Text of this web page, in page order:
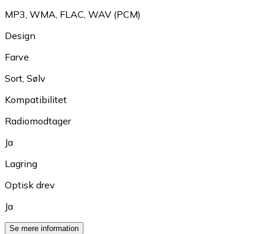
MP3, WMA, FLAC, WAV (PCM)
Design
Farve
Sort, Sølv
Kompatibilitet
Radiomodtager
Ja
Lagring
Optisk drev
Ja
Se mere information